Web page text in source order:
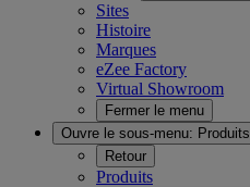
Sites
Histoire
Marques
eZee Factory
Virtual Showroom
Fermer le menu
Ouvre le sous-menu: Produits
Retour
Produits